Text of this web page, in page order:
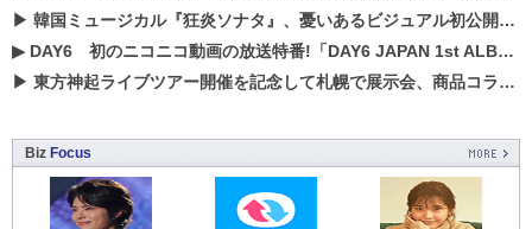
▶ 韓国ミュージカル『狂炎ソナタ』、憂いある​ビジュアル初公開!! 主役リョウク、SHIN、KENらのコメントが到着！
▶ DAY6 初のニコニコ動画の放送特番!「DAY6 JAPAN 1st ALBUM「UNLOCK」発売記念 ライブ@ニコ生」を配信決定!
▶ 東方神起ライブツアー開催を記念して札幌で展示会、商品コラボが実現！！
Biz Focus